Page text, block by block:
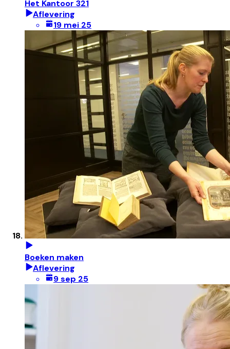
Het Kantoor 321
Aflevering
19 mei 25
Boeken maken
Aflevering
9 sep 25